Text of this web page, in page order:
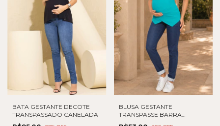
BATA GESTANTE DECOTE
TRANSPASSADO CANELADA
BLUSA GESTANTE
TRANSPASSE BARRA
ASSIMETRICA